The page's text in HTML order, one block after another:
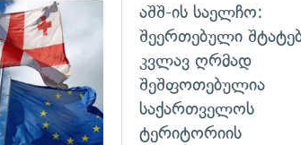
გადახედვა
აშშ-ის საელჩო:
შეერთებული
კვლავ ღრმად
შეშფოთებულია
საქართველოს
ტერიტორიის